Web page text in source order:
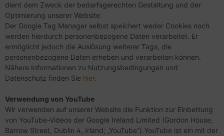
dient dem Zweck der bedarfsgerechten Gestaltung und der
Optimierung unserer Website.
Der Google Tag Manager selbst speichert weder Cookies noch
werden hierdurch personenbezogene Daten verarbeitet. Er
ermöglicht jedoch die Auslösung weiterer Tags, die
personenbezogene Daten erheben und verarbeiten können.
Nähere Informationen zu Nutzungsbedingungen und
Datenschutz finden Sie hier.
Verwendung von YouTube
Wir verwenden auf unserer Website die Funktion zur Einbettung
von YouTube-Videos der Google Ireland Limited (Gordon House,
Barrow Street, Dublin 4, Irland; „YouTube“).YouTube ist ein mit der